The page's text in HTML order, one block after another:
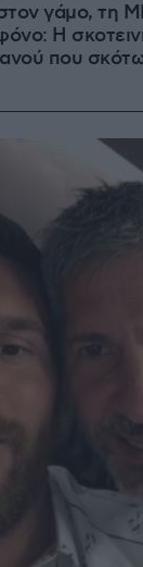
γάμο, τη
Η
που